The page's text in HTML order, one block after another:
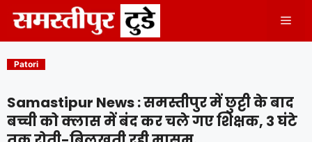
content
Patori
Samastipur News : समस्तीपुर में छुट्टी के बाद
बच्ची को क्लास में बंद कर चले गए शिक्षक, 3 घंटे